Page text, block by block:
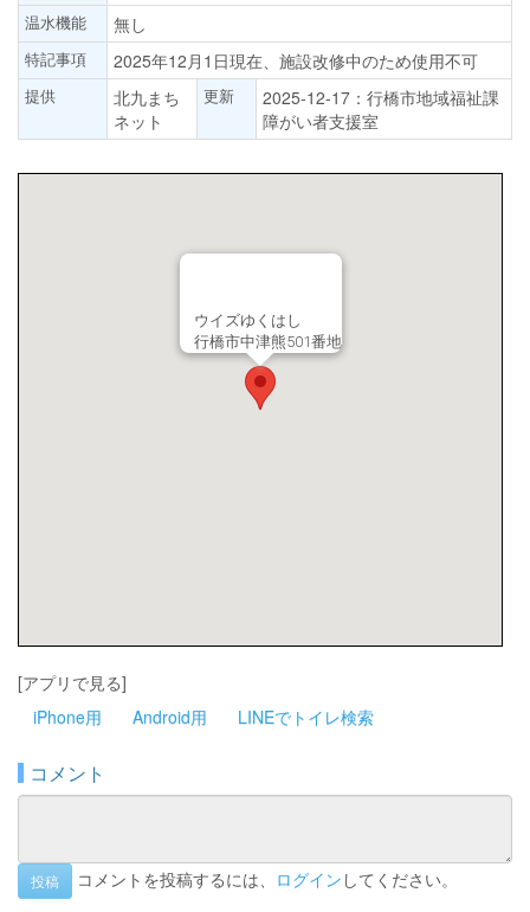
温水機能 無し
特記事項 2025年12月1日現在、施設改修中のため使用不可
提供
北九まち
ネット
更新
2025-12-17：行橋市地域福祉課
障がい者支援室
ウイズゆくはし
行橋市中津熊501番地
[アプリで見る]
iPhone用
Android用 LINEでトイレ検索
コメント
投稿 コメントを投稿するには、 ログイン してください。